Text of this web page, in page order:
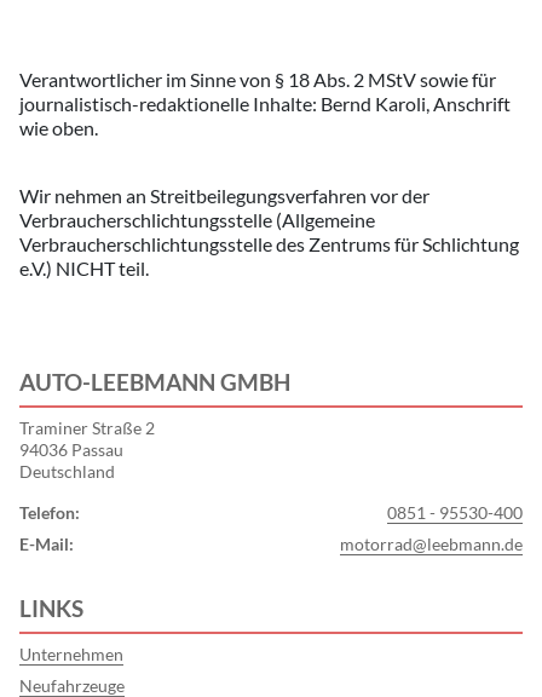
Verantwortlicher im Sinne von § 18 Abs. 2 MStV sowie für
journalistisch-redaktionelle Inhalte: Bernd Karoli, Anschrift
wie oben.
Wir nehmen an Streitbeilegungsverfahren vor der
Verbraucherschlichtungsstelle (Allgemeine
Verbraucherschlichtungsstelle des Zentrums für Schlichtung
e.V.) NICHT teil.
AUTO-LEEBMANN GMBH
Traminer Straße 2
94036 Passau
Deutschland
Telefon:
0851 - 95530-400
E-Mail:
motorrad@leebmann.de
LINKS
Unternehmen
Neufahrzeuge